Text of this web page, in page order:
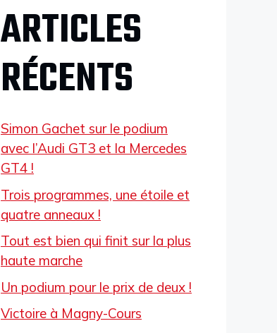
ARTICLES
RÉCENTS
Simon Gachet sur le podium
avec l’Audi GT3 et la Mercedes
GT4 !
Trois programmes, une étoile et
quatre anneaux !
Tout est bien qui finit sur la plus
haute marche
Un podium pour le prix de deux !
Victoire à Magny-Cours